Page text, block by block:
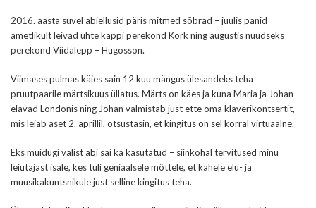
2016. aasta suvel abiellusid päris mitmed sõbrad – juulis panid
ametlikult leivad ühte kappi perekond Kork ning augustis nüüdseks
perekond Viidalepp – Hugosson.
Viimases pulmas käies sain 12 kuu mängus ülesandeks teha
pruutpaarile märtsikuus üllatus. Märts on käes ja kuna Maria ja Johan
elavad Londonis ning Johan valmistab just ette oma klaverikontsertit,
mis leiab aset 2. aprillil, otsustasin, et kingitus on sel korral virtuaalne.
Eks muidugi välist abi sai ka kasutatud – siinkohal tervitused minu
leiutajast isale, kes tuli geniaalsele mõttele, et kahele elu- ja
muusikakuntsnikule just selline kingitus teha.